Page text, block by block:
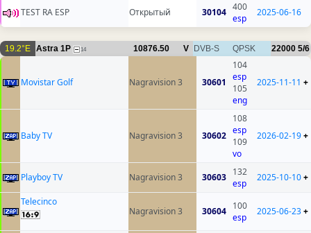
TEST RA ESP Открытый 30104 400
esp
2025-06-16
19.2°E Astra 1P 14 10876.50 V DVB-S QPSK 22000 5/6
Movistar Golf Nagravision 3 30601
104
esp
105
eng
2025-11-11 +
Baby TV Nagravision 3 30602
108
esp
109
vo
2026-02-19+
Playboy TV Nagravision 3 30603 132
esp
2025-10-10+
Telecinco
Nagravision 3
30604 100
esp
2025-06-23+